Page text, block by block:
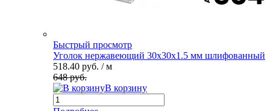
Быстрый просмотр
Уголок нержавеющий 30х30х1.5 мм шлифованный
518.40 руб. / м
648 руб.
В корзину